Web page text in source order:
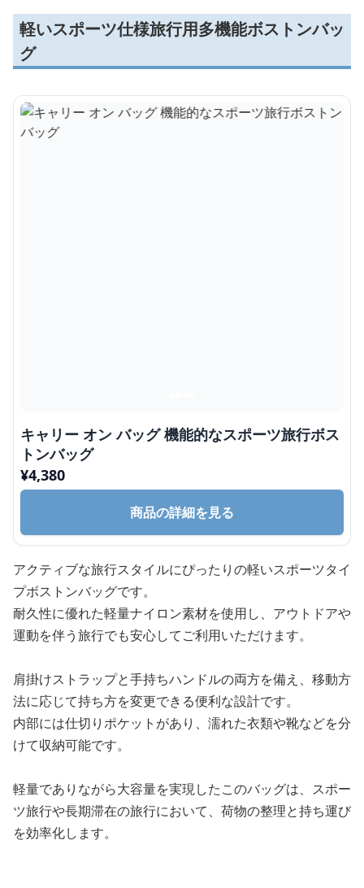
軽いスポーツ仕様旅行用多機能ボストンバッ
グ
キャリー オン バッグ 機能的なスポーツ旅行ボス
トンバッグ
¥4,380
商品の詳細を見る
アクティブな旅行スタイルにぴったりの軽いスポーツタイ
プボストンバッグです。
耐久性に優れた軽量ナイロン素材を使用し、アウトドアや
運動を伴う旅行でも安心してご利用いただけます。
肩掛けストラップと手持ちハンドルの両方を備え、移動方
法に応じて持ち方を変更できる便利な設計です。
内部には仕切りポケットがあり、濡れた衣類や靴などを分
けて収納可能です。
軽量でありながら大容量を実現したこのバッグは、スポー
ツ旅行や長期滞在の旅行において、荷物の整理と持ち運び
を効率化します。